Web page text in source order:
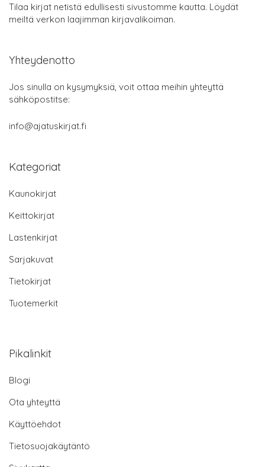
Tilaa kirjat netistä edullisesti sivustomme kautta. Löydät
meiltä verkon laajimman kirjavalikoiman.
Yhteydenotto
Jos sinulla on kysymyksiä, voit ottaa meihin yhteyttä
sähköpostitse:
info@ajatuskirjat.fi
Kategoriat
Kaunokirjat
Keittokirjat
Lastenkirjat
Sarjakuvat
Tietokirjat
Tuotemerkit
Pikalinkit
Blogi
Ota yhteyttä
Käyttöehdot
Tietosuojakäytäntö